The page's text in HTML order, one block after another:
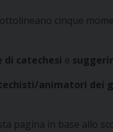
cinque
di catechesi e
animatori dei
pagina in base allo